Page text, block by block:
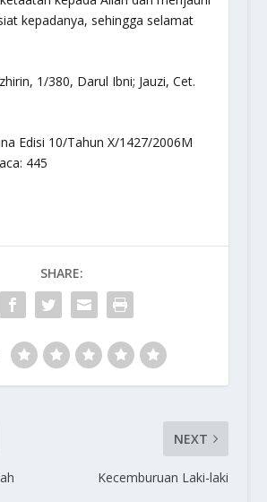
kepadanya, sehingga selamat
1/380, Darul Ibni; Jauzi, Cet.
Edisi 10/Tahun X/1427/2006M
445
SHARE:
NEXT
Kecemburuan Laki-laki